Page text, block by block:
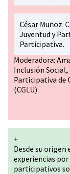
César Muñoz.
Juventud y
Participativa.
Moderadora:
Inclusión Social,
Participativa de
(CGLU)
+
Desde su
experiencias
participativos